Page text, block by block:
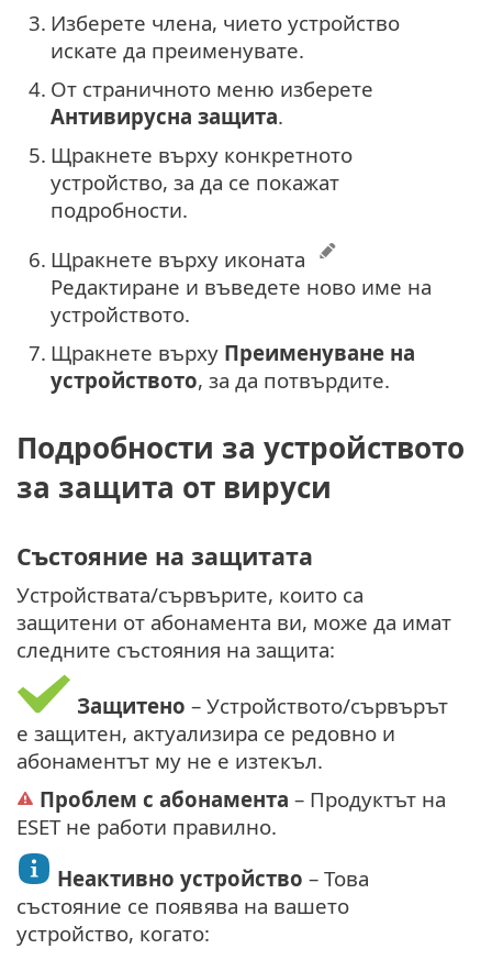
3. Изберете члена, чието устройство
искате да преименувате.
4. От страничното меню изберете
Антивирусна защита.
5. Щракнете върху конкретното
устройство, за да се покажат
подробности.
6. Щракнете върху иконата
Редактиране и въведете ново име на
устройството.
7. Щракнете върху Преименуване на
устройството, за да потвърдите.
Подробности за устройството
за защита от вируси
Състояние на защитата
Устройствата/сървърите, които са
защитени от абонамента ви, може да имат
следните състояния на защита:
Защитено – Устройството/сървърът
е защитен, актуализира се редовно и
абонаментът му не е изтекъл.
Проблем с абонамента – Продуктът на
ESET не работи правилно.
Неактивно устройство – Това
състояние се появява на вашето
устройство, когато: